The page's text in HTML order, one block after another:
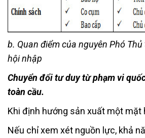
b. Quan điểm của nguyên Phó
hội nhập
Chuyển đổi tư duy từ phạm vi
toàn cầu.
Khi định hướng sản xuất một mặt
Nếu chỉ xem xét nguồn lực, khả